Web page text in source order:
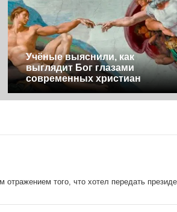
Учёные выяснили, как
выглядит Бог глазами
современных христиан
того, что хотел передать